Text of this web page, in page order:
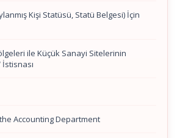
Kişi Statüsü, Statü Belgesi) İçin
ile Küçük Sanayi Sitelerinin
İstisnası
Accounting Department